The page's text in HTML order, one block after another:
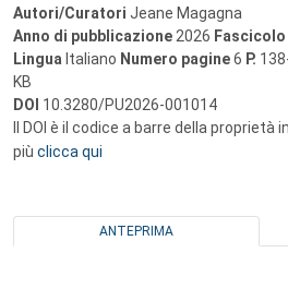
Autori/Curatori Jeane Magagna
Anno di pubblicazione 2026 Fascicolo
Lingua Italiano Numero pagine6 P.
KB
DOI 10.3280/PU2026-001014
Il DOI è il codice a barre della
più clicca qui
ANTEPRIMA